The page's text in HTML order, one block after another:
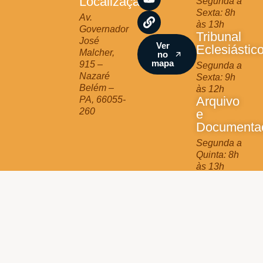
Av.
Governador
José
Malcher,
915 –
Nazaré
Belém –
PA, 66055-
260
g
r
a
m
o
o
k
b
e
Ver
no
mapa
Sexta: 8h
às 13h
Tribunal
Segunda a
Sexta: 9h
às 12h
Arquivo
e
Segunda a
Quinta: 8h
às 13h